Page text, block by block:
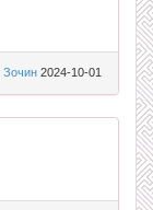
Зочин 2024-10-01